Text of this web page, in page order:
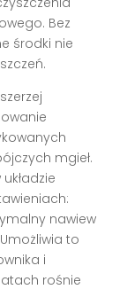
Bez
środki nie
mgieł.
nawiew
to
i
rośnie